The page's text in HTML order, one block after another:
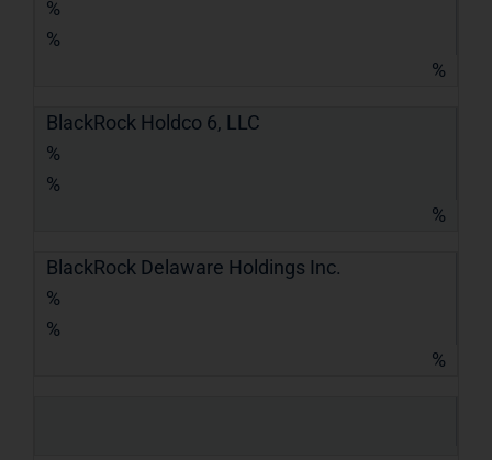
%
%
%
BlackRock Holdco 6, LLC
%
%
%
BlackRock Delaware Holdings Inc.
%
%
%